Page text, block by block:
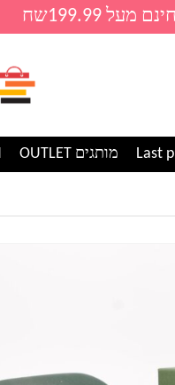
Last מותגים OUTLET